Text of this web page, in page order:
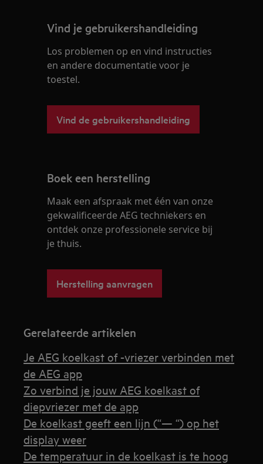
Vind je gebruikershandleiding
Los problemen op en vind instructies
en andere documentatie voor je
toestel.
Vind de gebruikershandleiding
Boek een herstelling
Maak een afspraak met één van onze
gekwalificeerde AEG techniekers en
ontdek onze professionele service bij
je thuis.
Herstelling aanvragen
Gerelateerde artikelen
Je AEG koelkast of -vriezer verbinden met
de AEG app
Zo verbind je jouw AEG koelkast of
diepvriezer met de app
De koelkast geeft een lijn (“— “) op het
display weer
De temperatuur in de koelkast is te hoog